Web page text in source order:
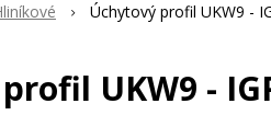
Úchytový profil UKW9 -
UKW9 -